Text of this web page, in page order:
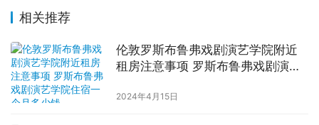
相关推荐
伦敦罗斯布鲁弗戏剧演艺学院附近
租房注意事项 罗斯布鲁弗戏剧演艺
2024年4月15日